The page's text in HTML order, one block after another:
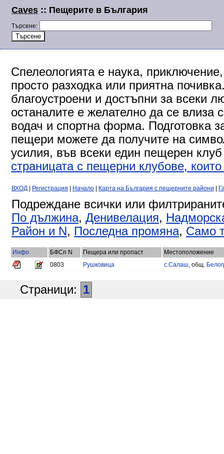
Caves :: Пещерите в България
Търсене:
Спелеологията е наука,
просто разходка или приятна
благоустроени и достъпни за всеки
останалите е желателно да се влиза
водач и спортна форма. Подготовка
пещери можете да получите на
усилия, във всеки един пещерен
страницата с пещерни клубове,
ВХОД Регистрация Начало Карта на България с пещерните райони
Подреждане всички или
По дължина, Денивелация,
Район и N, Последна промяна, Само
Инфо БФСп N Пещера или пропаст
Местоположение
0803
Рушковица с.Салаш, общ.
Страници: 1